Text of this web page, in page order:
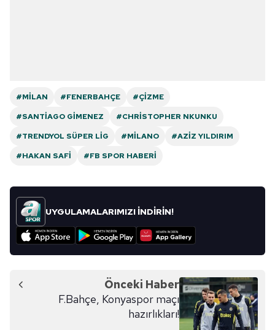
#MILAN #FENERBAHÇE
#ÇIZME
#SANTIAGO GIMENEZ
#CHRISTOPHER NKUNKU
#TRENDYOL SÜPER LIG
#MILANO
#AZIZ YILDIRIM
#HAKAN SAFI
#FB SPOR HABERI
UYGULAMALARIMIZI İNDİRİN!
Önceki Haber
F.Bahçe, Konyaspor maçı
hazırlıkları!